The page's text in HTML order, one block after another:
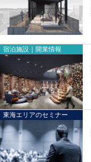
宿泊施設｜開業情報
東海エリアのセミナー